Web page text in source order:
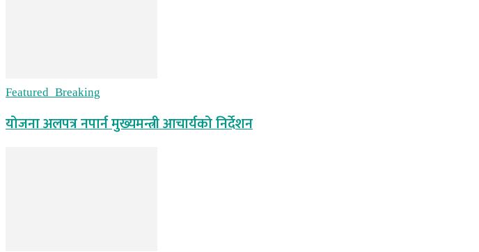
Featured_Breaking
योजना अलपत्र नपार्न मुख्यमन्त्री आचार्यको निर्देशन